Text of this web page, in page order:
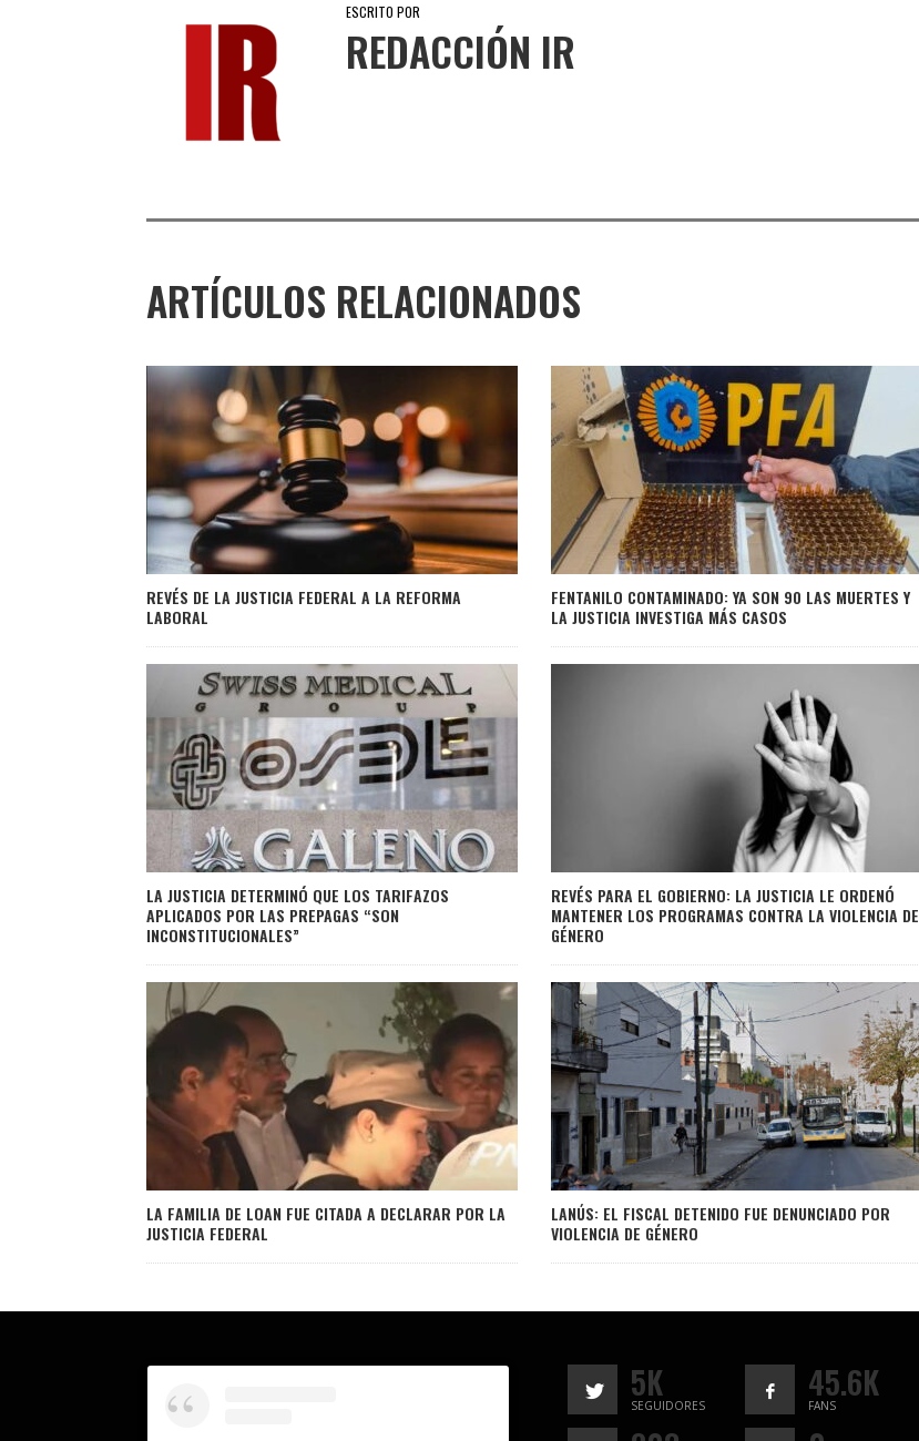
ESCRITO POR
REDACCIÓN IR
ARTÍCULOS RELACIONADOS
REVÉS DE LA JUSTICIA FEDERAL A LA REFORMA
LABORAL
FENTANILO CONTAMINADO: YA SON 90 LAS MUERTES Y
LA JUSTICIA INVESTIGA MÁS CASOS
LA JUSTICIA DETERMINÓ QUE LOS TARIFAZOS
APLICADOS POR LAS PREPAGAS “SON
INCONSTITUCIONALES”
REVÉS PARA EL GOBIERNO: LA JUSTICIA LE ORDENÓ
MANTENER LOS PROGRAMAS CONTRA LA VIOLENCIA DE
GÉNERO
LA FAMILIA DE LOAN FUE CITADA A DECLARAR POR LA
JUSTICIA FEDERAL
LANÚS: EL FISCAL DETENIDO FUE DENUNCIADO POR
VIOLENCIA DE GÉNERO
5K
SEGUIDORES
45.6K
FANS